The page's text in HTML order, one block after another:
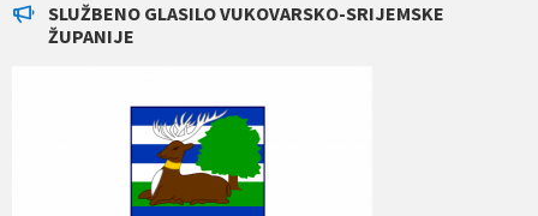
SLUŽBENO GLASILO VUKOVARSKO-SRIJEMSKE
ŽUPANIJE